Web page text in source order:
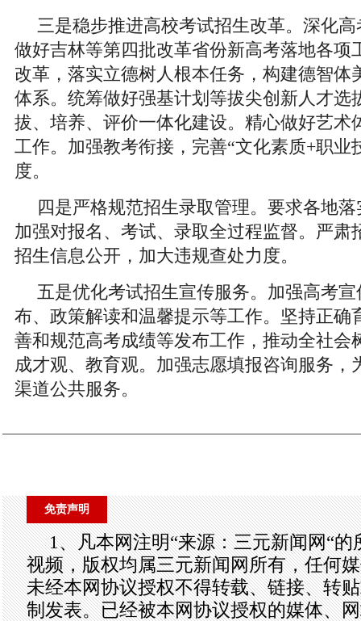
三是稳步推进高校考试招生改革。深化
做好吉林等第四批改革省份新高考落地各项
改革，落实立德树人根本任务，构建德智体
体系。统筹做好强基计划等拔尖创新人才选
拔、培养、评价一体化建设。精心做好艺术
工作。加强教考衔接，完善“文化素质+职业
度。
四是严格规范招生录取管理。要求各地
加强对报名、考试、录取全过程监督。严肃
招生信息公开，加大违规查处力度。
五是优化考试招生宣传服务。加强高考
布、政策解读和温馨提示等工作。坚持正确
善和规范高考成绩等发布工作，推动全社会
成才观、教育观。加强志愿填报咨询服务，
渠道公共服务。
免责声明
1、凡本网注明“来源：三元新闻网“
视频，版权均属三元新闻网所有，任何
未经本网协议授权不得转载、链接、转
制发表。已经被本网协议授权的媒体、